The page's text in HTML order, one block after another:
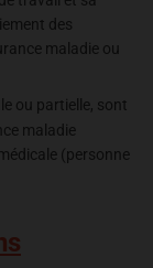
des
maladie ou
ou partielle, sont
maladie
(personne